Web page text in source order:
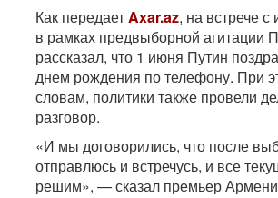
Как передаетAxar.az, на встрече с
в рамках предвыборной агитации
рассказал, что 1 июня Путин
днем рождения по телефону. При
словам, политики также провели
разговор.
«И мы договорились, что после
отправлюсь и встречусь, и все
решим», — сказал премьер